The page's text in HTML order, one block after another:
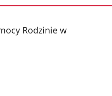
Rodzinie w